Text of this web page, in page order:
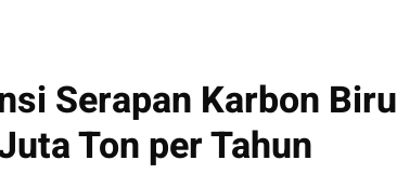
Serapan Karbon Biru
Ton per Tahun